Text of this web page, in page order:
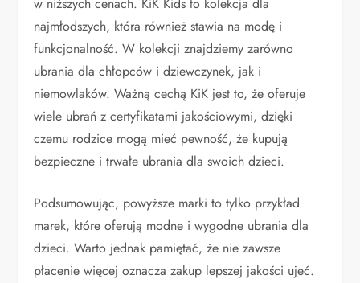
w niższych cenach. KiK Kids to kolekcja dla
najmłodszych, która również stawia na modę i
funkcjonalność. W kolekcji znajdziemy zarówno
ubrania dla chłopców i dziewczynek, jak i
niemowlaków. Ważną cechą KiK jest to, że oferuje
wiele ubrań z certyfikatami jakościowymi, dzięki
czemu rodzice mogą mieć pewność, że kupują
bezpieczne i trwałe ubrania dla swoich dzieci.
Podsumowując, powyższe marki to tylko przykład
marek, które oferują modne i wygodne ubrania dla
dzieci. Warto jednak pamiętać, że nie zawsze
płacenie więcej oznacza zakup lepszej jakości ujeć.